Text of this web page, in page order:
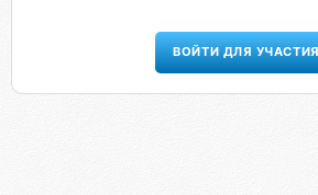
ВОЙТИ ДЛЯ УЧАСТИЯ